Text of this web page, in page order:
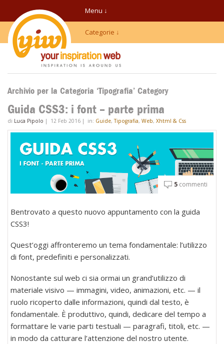
Menu ↓
Categorie ↓
Archivio per la Categoria ‘Tipografia’ Category
Guida CSS3: i font – parte prima
di Luca Pipolo | 12 Feb 2016 | in: Guide,Tipografia, Web, Xhtml & Css
5 commenti
Bentrovato a questo nuovo appuntamento con la guida
CSS3!
Quest’oggi affronteremo un tema fondamentale: l’utilizzo
di font, predefiniti e personalizzati.
Nonostante sul web ci sia ormai un grand’utilizzo di
materiale visivo — immagini, video, animazioni, etc. — il
ruolo ricoperto dalle informazioni, quindi dal testo, è
fondamentale. È produttivo, quindi, dedicare del tempo a
formattare le varie parti testuali — paragrafi, titoli, etc. —
in modo da catturare l’attenzione del nostro utente.